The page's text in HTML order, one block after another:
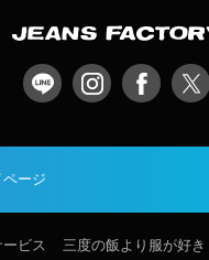
ージ
ビス 三度の飯より服が好き